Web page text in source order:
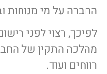
החברה על מי מנוחות
לפיכך, רצוי לפני
מהלכה התקין של
רווחים ועוד.